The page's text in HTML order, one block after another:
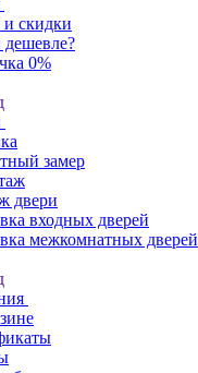
скидки
0%
замер
двери
входных дверей
межкомнатных дверей